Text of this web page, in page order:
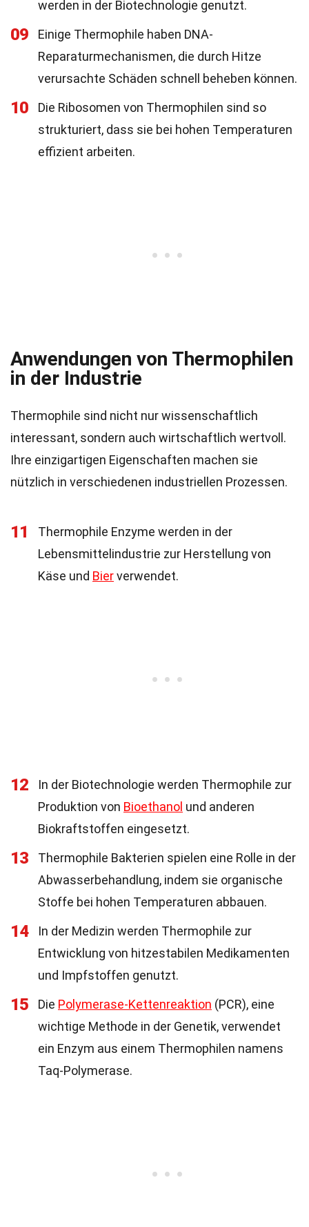
werden in der Biotechnologie genutzt.
09
Einige Thermophile haben DNA-
Reparaturmechanismen, die durch Hitze
verursachte Schäden schnell beheben können.
10
Die Ribosomen von Thermophilen sind so
strukturiert, dass sie bei hohen Temperaturen
effizient arbeiten.
Anwendungen von Thermophilen
in der Industrie
Thermophile sind nicht nur wissenschaftlich
interessant, sondern auch wirtschaftlich wertvoll.
Ihre einzigartigen Eigenschaften machen sie
nützlich in verschiedenen industriellen Prozessen.
11
Thermophile Enzyme werden in der
Lebensmittelindustrie zur Herstellung von
Käse und Bierverwendet.
12
In der Biotechnologie werden Thermophile zur
Produktion von Bioethanol und anderen
Biokraftstoffen eingesetzt.
13
Thermophile Bakterien spielen eine Rolle in der
Abwasserbehandlung, indem sie organische
Stoffe bei hohen Temperaturen abbauen.
14
In der Medizin werden Thermophile zur
Entwicklung von hitzestabilen Medikamenten
und Impfstoffen genutzt.
15 Die Polymerase-Kettenreaktion (PCR), eine
wichtige Methode in der Genetik, verwendet
ein Enzym aus einem Thermophilen namens
Taq-Polymerase.